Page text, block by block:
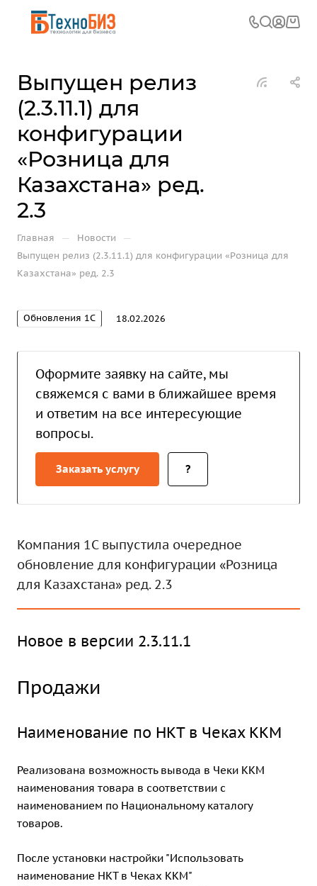
Выпущен релиз
(2.3.11.1) для
конфигурации
«Розница для
Казахстана» ред.
2.3
Главная — Новости —
Выпущен релиз (2.3.11.1) для конфигурации «Розница для
Казахстана» ред. 2.3
Обновления 1С 18.02.2026
Оформите заявку на сайте, мы
свяжемся с вами в ближайшее время
и ответим на все интересующие
вопросы.
Заказать услугу ?
Компания 1С выпустила очередное
обновление для конфигурации «Розница
для Казахстана» ред. 2.3
Новое в версии 2.3.11.1
Продажи
Наименование по НКТ в Чеках ККМ
Реализована возможность вывода в Чеки ККМ
наименования товара в соответствии с
наименованием по Национальному каталогу
товаров.
После установки настройки "Использовать
наименование НКТ в Чеках ККМ"